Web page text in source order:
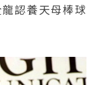
認養天母棒球